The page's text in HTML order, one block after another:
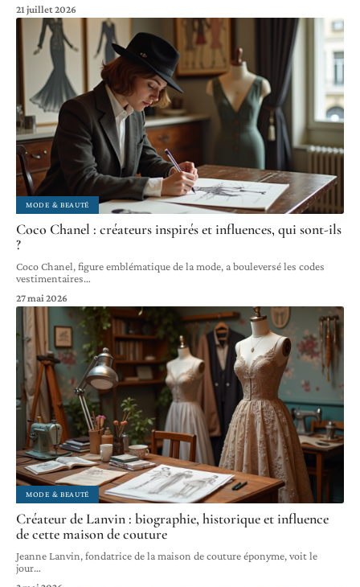
21 juillet 2026
MODE & BEAUTÉ
Coco Chanel : créateurs inspirés et influences, qui sont-ils
?
Coco Chanel, figure emblématique de la mode, a bouleversé les codes
vestimentaires…
27 mai 2026
MODE & BEAUTÉ
Créateur de Lanvin : biographie, historique et influence
de cette maison de couture
Jeanne Lanvin, fondatrice de la maison de couture éponyme, voit le
jour…